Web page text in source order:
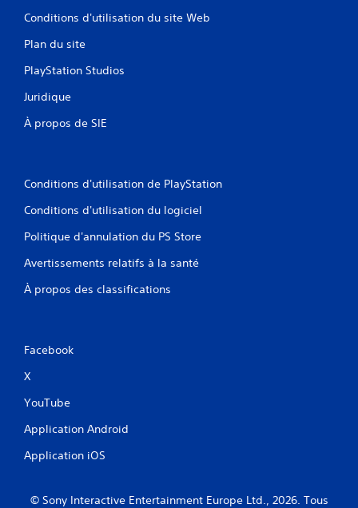
Conditions d'utilisation du site Web
Plan du site
PlayStation Studios
Juridique
À propos de SIE
Conditions d'utilisation de PlayStation
Conditions d'utilisation du logiciel
Politique d'annulation du PS Store
Avertissements relatifs à la santé
À propos des classifications
Facebook
X
YouTube
Application Android
Application iOS
© Sony Interactive Entertainment Europe Ltd., 2026. Tous